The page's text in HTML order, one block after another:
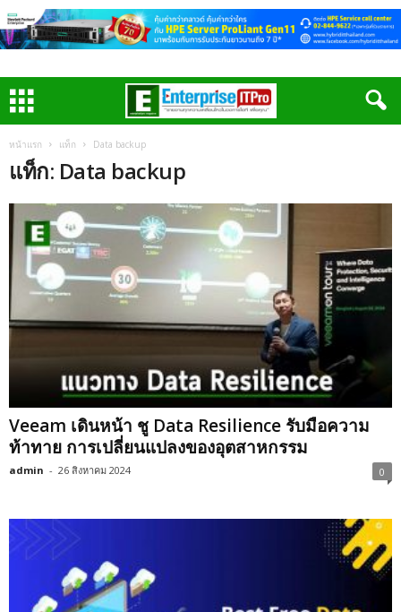
หน้าแรก แท็ก Data backup
แท็ก: Data backup
Veeam เดินหน้า ชู Data Resilience รับมือความ
ท้าทาย การเปลี่ยนแปลงของอุตสาหกรรม
admin - 26 สิงหาคม 2024 0